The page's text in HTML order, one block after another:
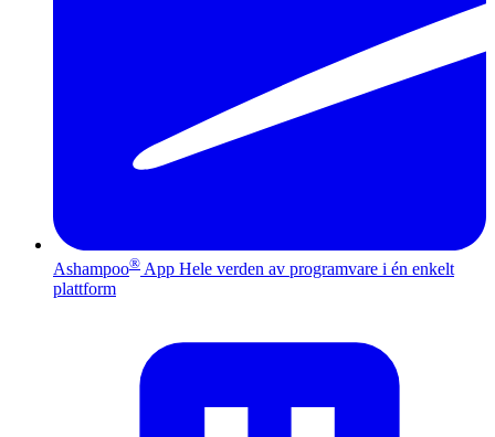
Ashampoo® App Hele verden av programvare i én enkelt
plattform